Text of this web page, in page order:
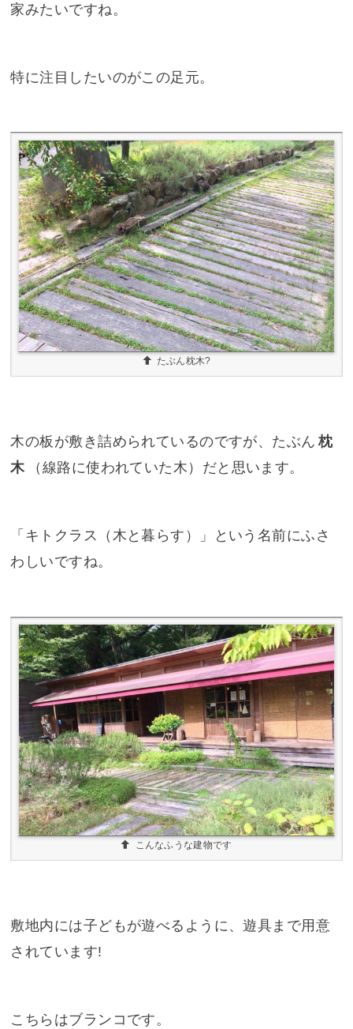
家みたいですね。
特に注目したいのがこの足元。
たぶん枕木?
木の板が敷き詰められているのですが、たぶん 枕
木
（線路に使われていた木）だと思います。
「キトクラス（木と暮らす）」という名前にふさ
わしいですね。
こんなふうな建物です
敷地内には子どもが遊べるように、遊具まで用意
されています!
こちらはブランコです。